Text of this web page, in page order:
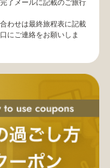
了メールに記載のご旅行
わせは最終旅程表に記載
にご連絡をお願いしま